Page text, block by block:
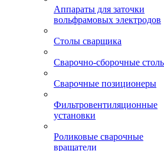
Аппараты для заточки
вольфрамовых электродов
Столы сварщика
Сварочно-сборочные
Сварочные позиционеры
Фильтровентиляционные
установки
Роликовые сварочные
вращатели